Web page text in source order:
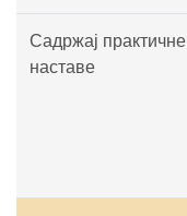
Садржај практичне
наставе